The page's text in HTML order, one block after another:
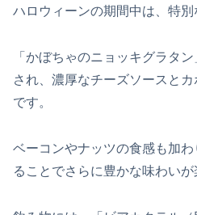
ハロウィーンの期間中は、特別
「かぼちゃのニョッキグラタ
され、濃厚なチーズソースと
です。
ベーコンやナッツの食感も加
ることでさらに豊かな味わいが